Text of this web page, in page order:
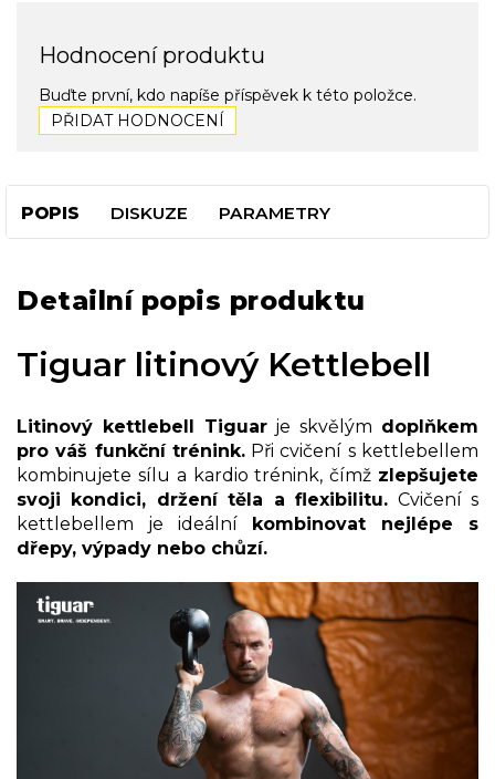
Hodnocení produktu
Buďte první, kdo napíše příspěvek k této položce.
PŘIDAT HODNOCENÍ
POPIS DISKUZE PARAMETRY
Detailní popis produktu
Tiguar litinový Kettlebell
Litinový kettlebell Tiguarje skvělým doplňkem
pro váš funkční trénink.Při cvičení s kettlebellem
kombinujete sílu a kardio trénink, čímž zlepšujete
svoji kondici, držení těla a flexibilitu. Cvičení s
kettlebellem je ideální kombinovat nejlépe s
dřepy, výpady nebo chůzí.